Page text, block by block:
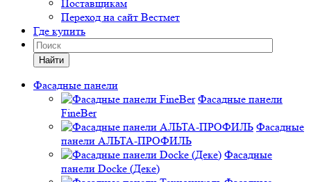
Поставщикам
Переход на сайт Вестмет
Где купить
Найти
Фасадные панели
Фасадные панели
FineBer
Фасадные
панели АЛЬТА-ПРОФИЛЬ
Фасадные
панели Docke (Деке)